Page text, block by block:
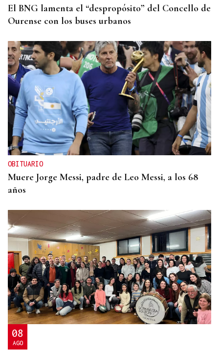
El BNG lamenta el “despropósito” del Concello de
Ourense con los buses urbanos
OBITUARIO
Muere Jorge Messi, padre de Leo Messi, a los 68
años
08
AGO